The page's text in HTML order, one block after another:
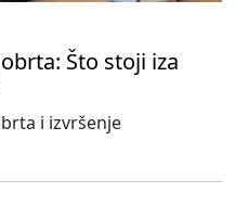
Što stoji iza
i izvršenje